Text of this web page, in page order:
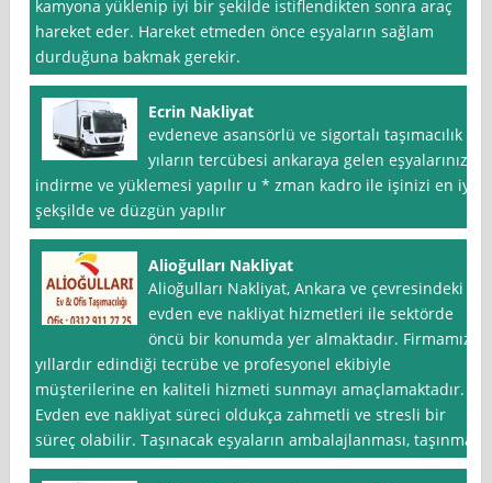
kamyona yüklenip iyi bir şekilde istiflendikten sonra araç
hareket eder. Hareket etmeden önce eşyaların sağlam
durduğuna bakmak gerekir.
Ecrin Nakliyat
evdeneve asansörlü ve sigortalı taşımacılık
yıların tercübesi ankaraya gelen eşyalarınız
indirme ve yüklemesi yapılır u * zman kadro ile işinizi en iyi
şekşilde ve düzgün yapılır
Alioğulları Nakliyat
Alioğulları Nakliyat, Ankara ve çevresindeki
evden eve nakliyat hizmetleri ile sektörde
öncü bir konumda yer almaktadır. Firmamız,
yıllardır edindiği tecrübe ve profesyonel ekibiyle
müşterilerine en kaliteli hizmeti sunmayı amaçlamaktadır.
Evden eve nakliyat süreci oldukça zahmetli ve stresli bir
süreç olabilir. Taşınacak eşyaların ambalajlanması, taşınma